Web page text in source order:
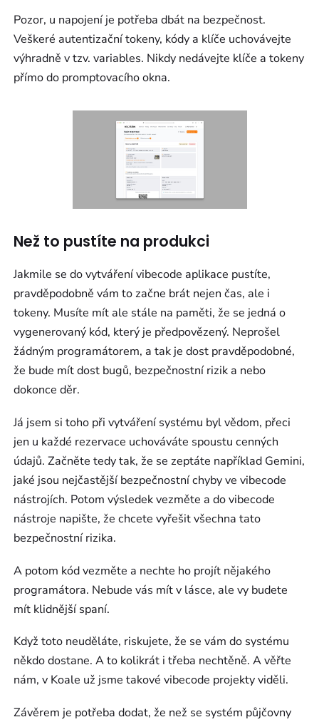
Pozor, u napojení je potřeba dbát na bezpečnost.
Veškeré autentizační tokeny, kódy a klíče uchovávejte
výhradně v tzv. variables. Nikdy nedávejte klíče a tokeny
přímo do promptovacího okna.
Než to pustíte na produkci
Jakmile se do vytváření vibecode aplikace pustíte,
pravděpodobně vám to začne brát nejen čas, ale i
tokeny. Musíte mít ale stále na paměti, že se jedná o
vygenerovaný kód, který je předpovězený. Neprošel
žádným programátorem, a tak je dost pravděpodobné,
že bude mít dost bugů, bezpečnostní rizik a nebo
dokonce děr.
Já jsem si toho při vytváření systému byl vědom, přeci
jen u každé rezervace uchováváte spoustu cenných
údajů. Začněte tedy tak, že se zeptáte například Gemini,
jaké jsou nejčastější bezpečnostní chyby ve vibecode
nástrojích. Potom výsledek vezměte a do vibecode
nástroje napište, že chcete vyřešit všechna tato
bezpečnostní rizika.
A potom kód vezměte a nechte ho projít nějakého
programátora. Nebude vás mít v lásce, ale vy budete
mít klidnější spaní.
Když toto neuděláte, riskujete, že se vám do systému
někdo dostane. A to kolikrát i třeba nechtěně. A věřte
nám, v Koale už jsme takové vibecode projekty viděli.
Závěrem je potřeba dodat, že než se systém půjčovny